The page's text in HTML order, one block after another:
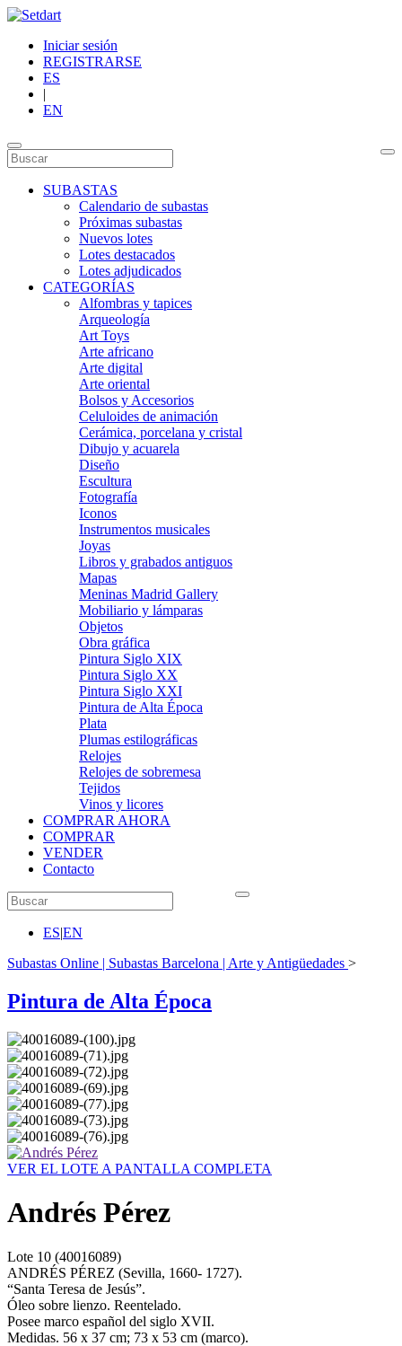
Iniciar sesión
REGISTRARSE
ES
|
EN
SUBASTAS
Calendario de subastas
Próximas subastas
Nuevos lotes
Lotes destacados
Lotes adjudicados
CATEGORÍAS
Alfombras y tapices
Arqueología
Art Toys
Arte africano
Arte digital
Arte oriental
Bolsos y Accesorios
Celuloides de animación
Cerámica, porcelana y cristal
Dibujo y acuarela
Diseño
Escultura
Fotografía
Iconos
Instrumentos musicales
Joyas
Libros y grabados antiguos
Mapas
Meninas Madrid Gallery
Mobiliario y lámparas
Objetos
Obra gráfica
Pintura Siglo XIX
Pintura Siglo XX
Pintura Siglo XXI
Pintura de Alta Época
Plata
Plumas estilográficas
Relojes
Relojes de sobremesa
Tejidos
Vinos y licores
COMPRAR AHORA
COMPRAR
VENDER
Contacto
ES|EN
Subastas Online | Subastas Barcelona | Arte y Antigüedades >
Pintura de Alta Época
VER EL LOTE A PANTALLA COMPLETA
Andrés Pérez
Lote 10 (40016089)
ANDRÉS PÉREZ (Sevilla, 1660- 1727).
“Santa Teresa de Jesús”.
Óleo sobre lienzo. Reentelado.
Posee marco español del siglo XVII.
Medidas. 56 x 37 cm; 73 x 53 cm (marco).